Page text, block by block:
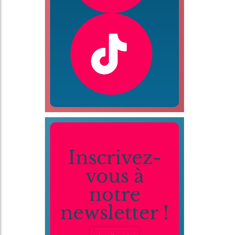
Inscrivez-
vous à
notre
newsletter !